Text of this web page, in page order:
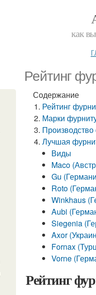
как
Рейтинг
Содержание
Рейтинг
Марки
Лучшая
Виды
Maco
Gu
Roto
Winkhaus
Aubi
Siegenia
Axor
Fornax
Vorne
Рейтинг